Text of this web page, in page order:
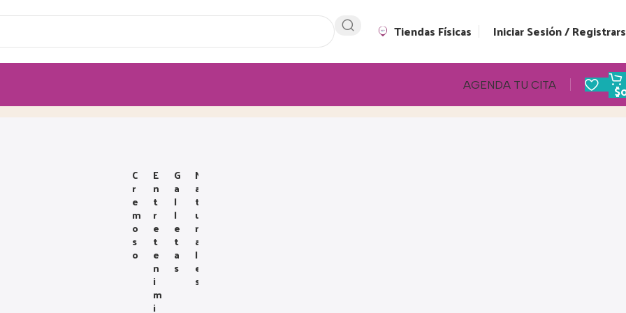
Tiendas Físicas Iniciar Sesión /
AGENDA TU CITA $
C
R
E
M
O
S
O
E
N
T
R
E
T
E
N
I
M
I
G
A
L
L
E
T
A
S
N
A
T
U
R
A
L
E
S